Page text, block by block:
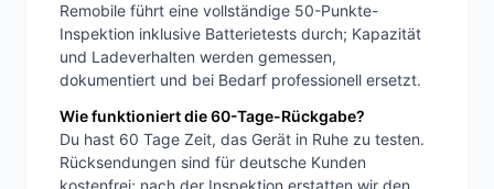
Remobile führt eine vollständige 50-Punkte-
Inspektion inklusive Batterietests durch; Kapazität
und Ladeverhalten werden gemessen,
dokumentiert und bei Bedarf professionell ersetzt.
Wie funktioniert die 60-Tage-Rückgabe?
Du hast 60 Tage Zeit, das Gerät in Ruhe zu testen.
Rücksendungen sind für deutsche Kunden
kostenfrei; nach der Inspektion erstatten wir den